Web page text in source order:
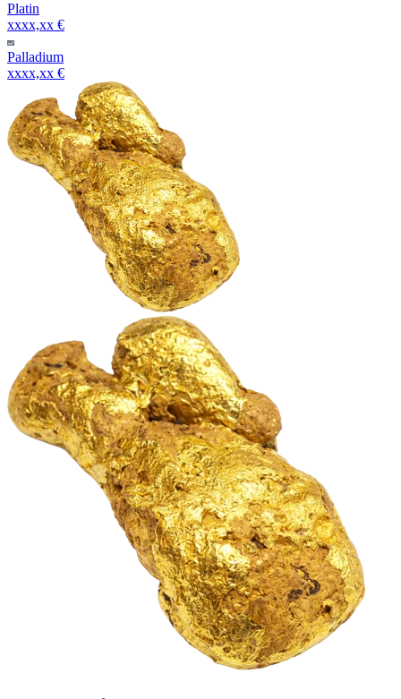
Platin
xxxx,xx €
Palladium
xxxx,xx €